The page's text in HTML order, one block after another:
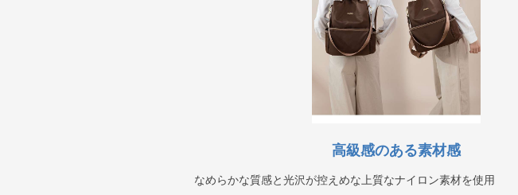
高級感のある素材感
なめらかな質感と光沢が控えめな上質なナイロン素材を使用